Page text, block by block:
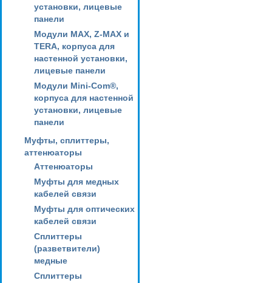
установки, лицевые
панели
Модули MAX, Z-MAX и
TERA, корпуса для
настенной установки,
лицевые панели
Модули Mini-Com®,
корпуса для настенной
установки, лицевые
панели
Муфты, сплиттеры,
аттенюаторы
Аттенюаторы
Муфты для медных
кабелей связи
Муфты для оптических
кабелей связи
Сплиттеры
(разветвители)
медные
Сплиттеры